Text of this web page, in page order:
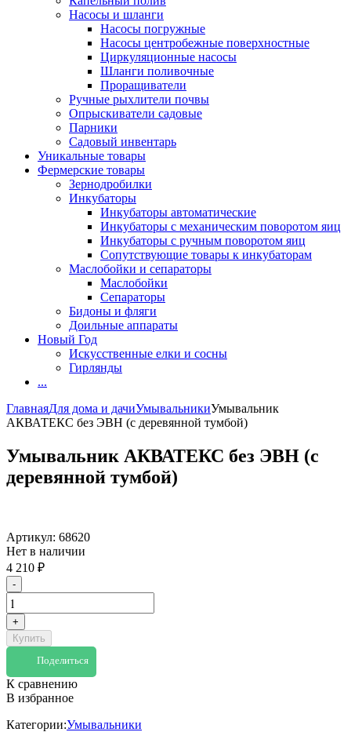
Насосы и шланги
Насосы погружные
Насосы центробежные поверхностные
Циркуляционные насосы
Шланги поливочные
Проращиватели
Ручные рыхлители почвы
Опрыскиватели садовые
Парники
Садовый инвентарь
Уникальные товары
Фермерские товары
Зернодробилки
Инкубаторы
Инкубаторы автоматические
Инкубаторы с механическим поворотом яиц
Инкубаторы с ручным поворотом яиц
Сопутствующие товары к инкубаторам
Маслобойки и сепараторы
Маслобойки
Сепараторы
Бидоны и фляги
Доильные аппараты
Новый Год
Искусственные елки и сосны
Гирлянды
...
ГлавнаяДля дома и дачиУмывальникиУмывальник
АКВАТЕКС без ЭВН (с деревянной тумбой)
Умывальник АКВАТЕКС без ЭВН (с
деревянной тумбой)
Артикул: 68620
Нет в наличии
4 210 ₽
-
+
Купить
Поделиться
К сравнению
В избранное
Категории:Умывальники